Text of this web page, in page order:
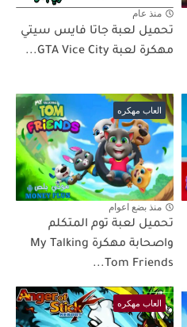
منذ عام
تحميل لعبة جاتا فايس سيتي
مهكرة لعبة GTA Vice City...
العاب مهكره
منذ بضع اعوام
تحميل لعبة توم المتكلم
واصحابة مهكرة My Talking
Tom Friends...
العاب مهكره